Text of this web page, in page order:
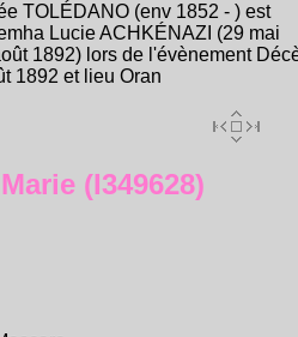
TOLÉDANO (env 1852 - ) est
Lucie ACHKÉNAZI (29 mai
1892) lors de l'évènement
1892 et lieu Oran
(I349628)